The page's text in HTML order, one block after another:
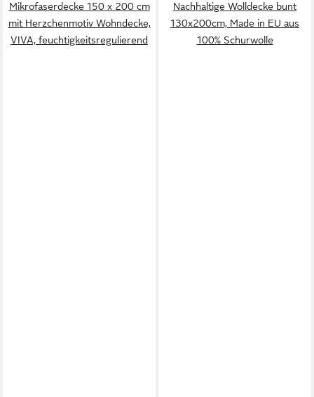
Mikrofaserdecke 150 x 200 cm
mit Herzchenmotiv Wohndecke,
VIVA, feuchtigkeitsregulierend
Nachhaltige Wolldecke bunt
130x200cm, Made in EU aus
100% Schurwolle